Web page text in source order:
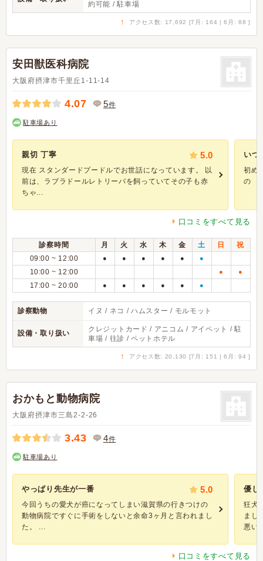
約可能 / 駐車場
↑ アクセス数: 17,692 [7月: 164 | 6月: 88 ]
安田獣医科病院
大阪府摂津市千里丘1-11-14
4.07 5件
駐車場あり
親切 丁寧 5.0
現在 スタンダードプードルでお世話になっています。 以
前は、ラブラドールレトリーバを飼っていてその子も赤
ちゃ...
いつ
初め
の 「
口コミをすべて見る
診察時間 月 火 水 木 金 土 日
祝
09:00 ~ 12:00
● ● ● ● ● ●
10:00 ~ 12:00 ● ●
17:00 ~ 20:00 ● ● ● ● ● ●
診察動物 イヌ / ネコ / ハムスター / モルモット
設備・取り扱い
クレジットカード / アニコム / アイペット / 駐
車場 / 往診 / ペットホテル
↑ アクセス数: 20,130 [7月: 151 | 6月: 94 ]
おかもと動物病院
大阪府摂津市三島2-2-26
3.43 4件
駐車場あり
やっぱり先生が一番 5.0
今回うちの愛犬が癌になってしまい滋賀県の行きつけの
動物病院ですぐに手術をしないと余命3ヶ月と言われまし
た。 ...
優し
狂犬
まし
悪い
口コミをすべて見る